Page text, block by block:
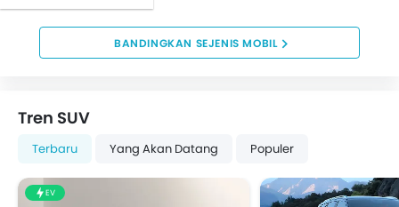
BANDINGKAN SEJENIS MOBIL
Tren SUV
Terbaru Yang Akan Datang Populer
EV